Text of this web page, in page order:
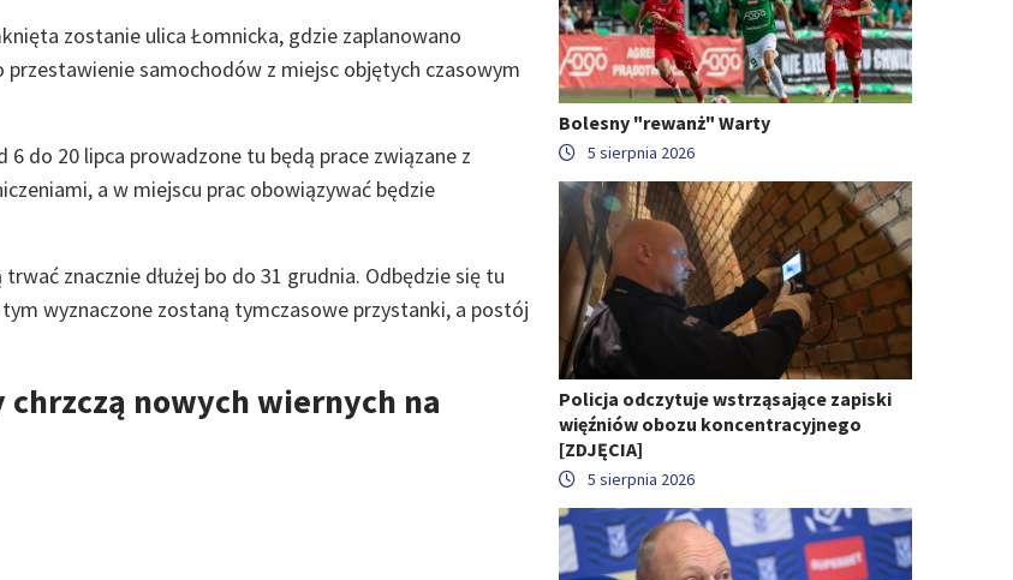
zostanie ulica Łomnicka, gdzie zaplanowano
samochodów z miejsc objętych czasowym
do 20 lipca prowadzone tu będą prace związane z
a w miejscu prac obowiązywać będzie
znacznie dłużej bo do 31 grudnia. Odbędzie się tu
wyznaczone zostaną tymczasowe przystanki, a postój
nowych wiernych na
Bolesny "rewanż" Warty
5 sierpnia 2026
Policja odczytuje wstrząsające zapiski
więźniów obozu koncentracyjnego
[ZDJĘCIA]
5 sierpnia 2026